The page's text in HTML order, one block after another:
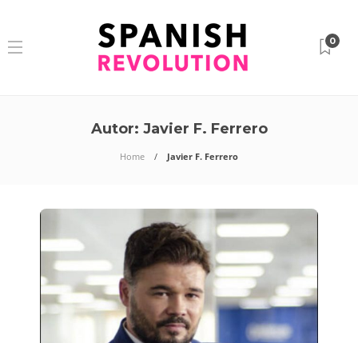
0
Autor: Javier F. Ferrero
Home Javier F. Ferrero